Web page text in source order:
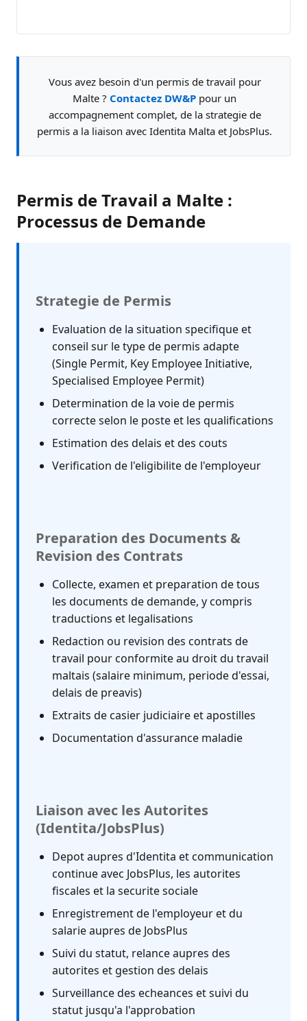
Vous avez besoin d'un permis de travail pour
Malte ? Contactez DW&P pour un
accompagnement complet, de la strategie de
permis a la liaison avec Identita Malta et JobsPlus.
Permis de Travail a Malte :
Processus de Demande
Strategie de Permis
Evaluation de la situation specifique et
conseil sur le type de permis adapte
(Single Permit, Key Employee Initiative,
Specialised Employee Permit)
Determination de la voie de permis
correcte selon le poste et les qualifications
Estimation des delais et des couts
Verification de l'eligibilite de l'employeur
Preparation des Documents &
Revision des Contrats
Collecte, examen et preparation de tous
les documents de demande, y compris
traductions et legalisations
Redaction ou revision des contrats de
travail pour conformite au droit du travail
maltais (salaire minimum, periode d'essai,
delais de preavis)
Extraits de casier judiciaire et apostilles
Documentation d'assurance maladie
Liaison avec les Autorites
(Identita/JobsPlus)
Depot aupres d'Identita et communication
continue avec JobsPlus, les autorites
fiscales et la securite sociale
Enregistrement de l'employeur et du
salarie aupres de JobsPlus
Suivi du statut, relance aupres des
autorites et gestion des delais
Surveillance des echeances et suivi du
statut jusqu'a l'approbation